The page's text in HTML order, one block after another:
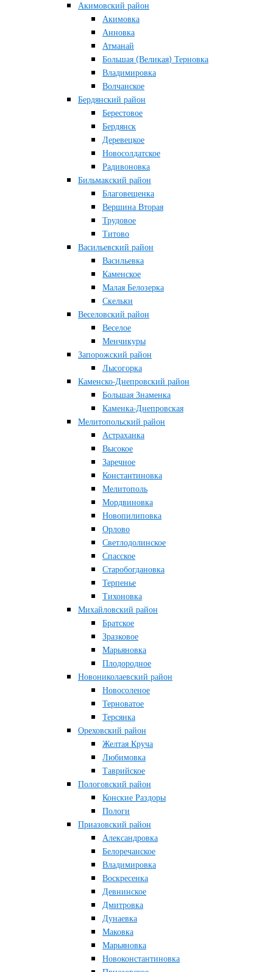
Акимовский район
Акимовка
Анновка
Атманай
Большая (Великая) Терновка
Владимировка
Волчанское
Бердянский район
Берестовое
Бердянск
Деревецкое
Новосолдатское
Радивоновка
Бильмакский район
Благовещенка
Вершина Вторая
Трудовое
Титово
Васильевский район
Васильевка
Каменское
Малая Белозерка
Скельки
Веселовский район
Веселое
Менчикуры
Запорожский район
Лысогорка
Каменско-Днепровский район
Большая Знаменка
Каменка-Днепровская
Мелитопольский район
Астраханка
Высокое
Заречное
Константиновка
Мелитополь
Мордвиновка
Новопилиповка
Орлово
Светлодолинское
Спасское
Старобогдановка
Терпенье
Тихоновка
Михайловский район
Братское
Зразковое
Марьяновка
Плодородное
Новониколаевский район
Новосоленое
Терноватое
Терсянка
Ореховский район
Желтая Круча
Любимовка
Таврийское
Пологовский район
Конские Раздоры
Пологи
Приазовский район
Александровка
Белоречанское
Владимировка
Воскресенка
Девнинское
Дмитровка
Дунаевка
Маковка
Марьяновка
Новоконстантиновка